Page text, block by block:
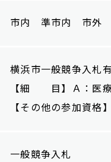
市内 準市内 市外
横浜市一般競争入札
【細 目】Ａ：医
【その他の参加資格
一般競争入札